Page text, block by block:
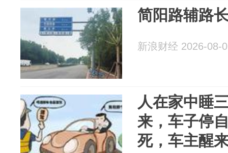
简阳路辅路
新浪财经 2026-08-
人在家中睡
来，车子停
死，车主醒